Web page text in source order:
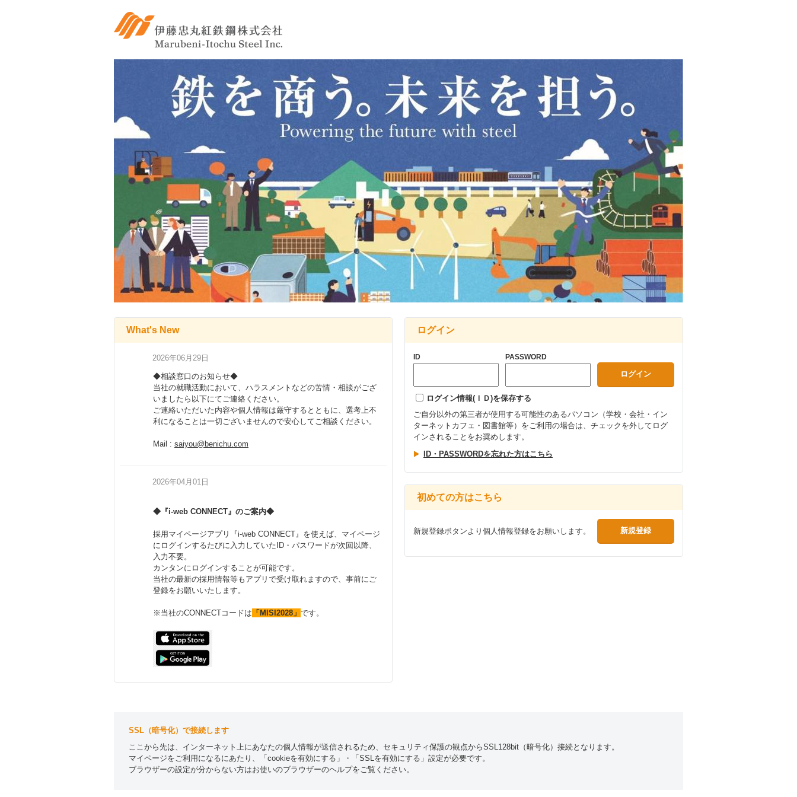
ログイン
ID PASSWORD
ログイン情報(ＩＤ)を保存する
ご自分以外の第三者が使用する可能性のあるパソコン（学校・会社・イン
ターネットカフェ・図書館等）をご利用の場合は、チェックを外してログ
インされることをお奨めします。
ID・PASSWORDを忘れた方はこちら
初めての方はこちら
新規登録ボタンより個人情報登録をお願いします。
What's New
2026年06月29日
◆相談窓口のお知らせ◆
当社の就職活動において、ハラスメントなどの苦情・相談がござ
いましたら以下にてご連絡ください。
ご連絡いただいた内容や個人情報は厳守するとともに、選考上不
利になることは一切ございませんので安心してご相談ください。
Mail : saiyou@benichu.com
2026年04月01日
◆『i-web CONNECT』のご案内◆
採用マイページアプリ『i-web CONNECT』を使えば、マイページ
にログインするたびに入力していたID・パスワードが次回以降、
入力不要。
カンタンにログインすることが可能です。
当社の最新の採用情報等もアプリで受け取れますので、事前にご
登録をお願いいたします。
※当社のCONNECTコードは 「MISI2028」 です。
SSL（暗号化）で接続します
ここから先は、インターネット上にあなたの個人情報が送信されるため、セキュリティ保護の観点からSSL128bit（暗号化）接続となります。
マイページをご利用になるにあたり、「cookieを有効にする」・「SSLを有効にする」設定が必要です。
ブラウザーの設定が分からない方はお使いのブラウザーのヘルプをご覧ください。